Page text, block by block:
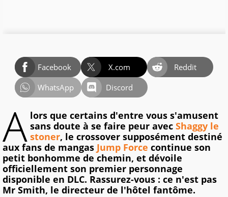
Facebook X.com
Reddit
WhatsApp
Discord
A lors que certains d'entre vous s'amusent
sans doute à se faire peur avec Shaggy le
stoner, le crossover supposément destiné
aux fans de mangas Jump Force continue son
petit bonhomme de chemin, et dévoile
officiellement son premier personnage
disponible en DLC. Rassurez-vous : ce n'est pas
Mr Smith, le directeur de l'hôtel fantôme.